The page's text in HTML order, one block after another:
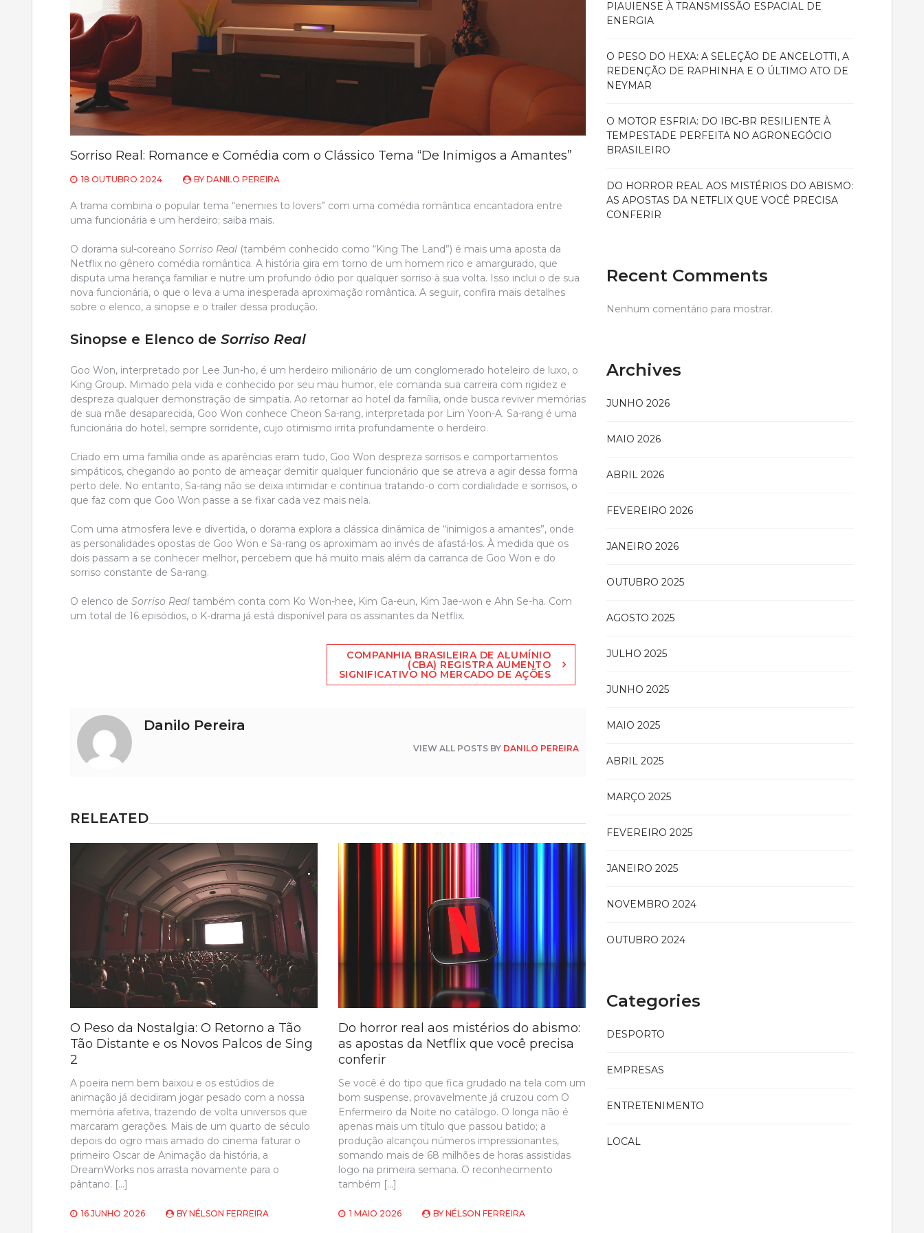
Sorriso Real: Romance e Comédia com o Clássico Tema “De Inimigos a Amantes”
18 OUTUBRO 2024 BY DANILO PEREIRA
A trama combina o popular tema “enemies to lovers” com uma comédia romântica encantadora entre
uma funcionária e um herdeiro; saiba mais.
O dorama sul-coreano Sorriso Real (também conhecido como “King The Land”) é mais uma aposta da
Netflix no gênero comédia romântica. A história gira em torno de um homem rico e amargurado, que
disputa uma herança familiar e nutre um profundo ódio por qualquer sorriso à sua volta. Isso inclui o de sua
nova funcionária, o que o leva a uma inesperada aproximação romântica. A seguir, confira mais detalhes
sobre o elenco, a sinopse e o trailer dessa produção.
Sinopse e Elenco de Sorriso Real
Goo Won, interpretado por Lee Jun-ho, é um herdeiro milionário de um conglomerado hoteleiro de luxo, o
King Group. Mimado pela vida e conhecido por seu mau humor, ele comanda sua carreira com rigidez e
despreza qualquer demonstração de simpatia. Ao retornar ao hotel da família, onde busca reviver memórias
de sua mãe desaparecida, Goo Won conhece Cheon Sa-rang, interpretada por Lim Yoon-A. Sa-rang é uma
funcionária do hotel, sempre sorridente, cujo otimismo irrita profundamente o herdeiro.
Criado em uma família onde as aparências eram tudo, Goo Won despreza sorrisos e comportamentos
simpáticos, chegando ao ponto de ameaçar demitir qualquer funcionário que se atreva a agir dessa forma
perto dele. No entanto, Sa-rang não se deixa intimidar e continua tratando-o com cordialidade e sorrisos, o
que faz com que Goo Won passe a se fixar cada vez mais nela.
Com uma atmosfera leve e divertida, o dorama explora a clássica dinâmica de “inimigos a amantes”, onde
as personalidades opostas de Goo Won e Sa-rang os aproximam ao invés de afastá-los. À medida que os
dois passam a se conhecer melhor, percebem que há muito mais além da carranca de Goo Won e do
sorriso constante de Sa-rang.
O elenco de Sorriso Real também conta com Ko Won-hee, Kim Ga-eun, Kim Jae-won e Ahn Se-ha. Com
um total de 16 episódios, o K-drama já está disponível para os assinantes da Netflix.
COMPANHIA BRASILEIRA DE ALUMÍNIO
(CBA) REGISTRA AUMENTO
SIGNIFICATIVO NO MERCADO DE AÇÕES
Danilo Pereira
VIEW ALL POSTS BY DANILO PEREIRA
RELEATED
O Peso da Nostalgia: O Retorno a Tão
Tão Distante e os Novos Palcos de Sing
2
A poeira nem bem baixou e os estúdios de
animação já decidiram jogar pesado com a nossa
memória afetiva, trazendo de volta universos que
marcaram gerações. Mais de um quarto de século
depois do ogro mais amado do cinema faturar o
primeiro Oscar de Animação da história, a
DreamWorks nos arrasta novamente para o
pântano. […]
16 JUNHO 2026 BY NÉLSON FERREIRA
Do horror real aos mistérios do abismo:
as apostas da Netflix que você precisa
conferir
Se você é do tipo que fica grudado na tela com um
bom suspense, provavelmente já cruzou com O
Enfermeiro da Noite no catálogo. O longa não é
apenas mais um título que passou batido; a
produção alcançou números impressionantes,
somando mais de 68 milhões de horas assistidas
logo na primeira semana. O reconhecimento
também […]
1 MAIO 2026 BYNÉLSON FERREIRA
PIAUIENSE À TRANSMISSÃO ESPACIAL DE
ENERGIA
O PESO DO HEXA: A SELEÇÃO DE ANCELOTTI, A
REDENÇÃO DE RAPHINHA E O ÚLTIMO ATO DE
NEYMAR
O MOTOR ESFRIA: DO IBC-BR RESILIENTE À
TEMPESTADE PERFEITA NO AGRONEGÓCIO
BRASILEIRO
DO HORROR REAL AOS MISTÉRIOS DO ABISMO:
AS APOSTAS DA NETFLIX QUE VOCÊ PRECISA
CONFERIR
Recent Comments
Nenhum comentário para mostrar.
Archives
JUNHO 2026
MAIO 2026
ABRIL 2026
FEVEREIRO 2026
JANEIRO 2026
OUTUBRO 2025
AGOSTO 2025
JULHO 2025
JUNHO 2025
MAIO 2025
ABRIL 2025
MARÇO 2025
FEVEREIRO 2025
JANEIRO 2025
NOVEMBRO 2024
OUTUBRO 2024
Categories
DESPORTO
EMPRESAS
ENTRETENIMENTO
LOCAL